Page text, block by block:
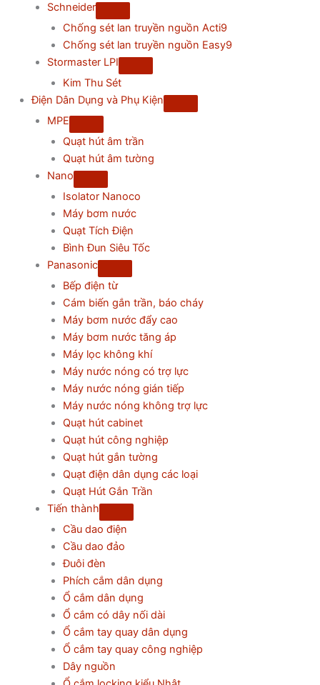
Schneider
Chống sét lan truyền nguồn Acti9
Chống sét lan truyền nguồn Easy9
Stormaster LPI
Kim Thu Sét
Điện Dân Dụng và Phụ Kiện
MPE
Quạt hút âm trần
Quạt hút âm tường
Nano
Isolator Nanoco
Máy bơm nước
Quạt Tích Điện
Bình Đun Siêu Tốc
Panasonic
Bếp điện từ
Cám biến gắn trần, báo cháy
Máy bơm nước đẩy cao
Máy bơm nước tăng áp
Máy lọc không khí
Máy nước nóng có trợ lực
Máy nước nóng gián tiếp
Máy nước nóng không trợ lực
Quạt hút cabinet
Quạt hút công nghiệp
Quạt hút gắn tường
Quạt điện dân dụng các loại
Quạt Hút Gắn Trần
Tiến thành
Cầu dao điện
Cầu dao đảo
Đuôi đèn
Phích cắm dân dụng
Ổ cắm dân dụng
Ổ cắm có dây nối dài
Ổ cắm tay quay dân dụng
Ổ cắm tay quay công nghiệp
Dây nguồn